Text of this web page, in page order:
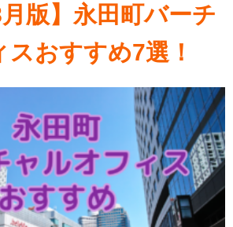
月版】永田町バーチ
スおすすめ7選！